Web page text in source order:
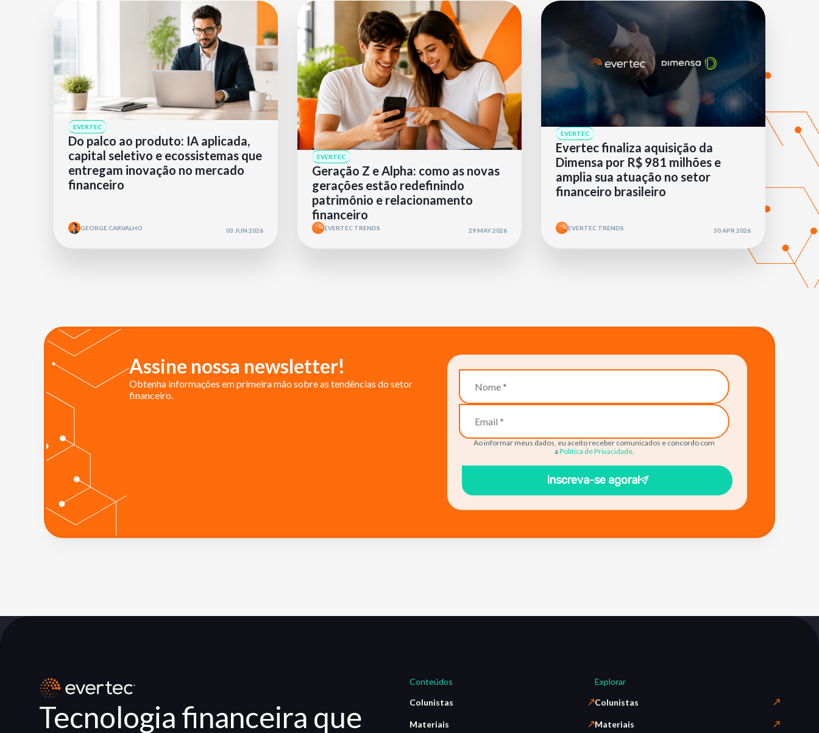
EVERTEC
Do palco ao produto: IA aplicada,
capital seletivo e ecossistemas que
entregam inovação no mercado
financeiro
GEORGE CARVALHO 03 JUN 2026
EVERTEC
Geração Z e Alpha: como as novas
gerações estão redefinindo
patrimônio e relacionamento
financeiro
EVERTEC TRENDS 29 MAY 2026
EVERTEC
Evertec finaliza aquisição da
Dimensa por R$ 981 milhões e
amplia sua atuação no setor
financeiro brasileiro
EVERTEC TRENDS 30 APR 2026
Assine nossa newsletter!
Obtenha informações em primeira mão sobre as tendências do setor
financeiro.
Ao informar meus dados, eu aceito receber comunicados e concordo com
a Política de Privacidade.
Inscreva-se agora!
Tecnologia financeira que
Conteúdos
Colunistas
Materiais
Explorar
Colunistas
Materiais